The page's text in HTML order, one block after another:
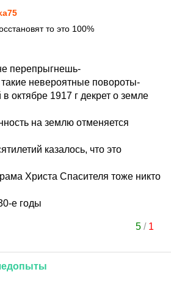
то это 100%
перепрыгнешь-
невероятные повороты-
октябре 1917 г декрет о земле
на землю отменяется
казалось, что это
Христа Спасителя тоже никто
е годы
5/ 1